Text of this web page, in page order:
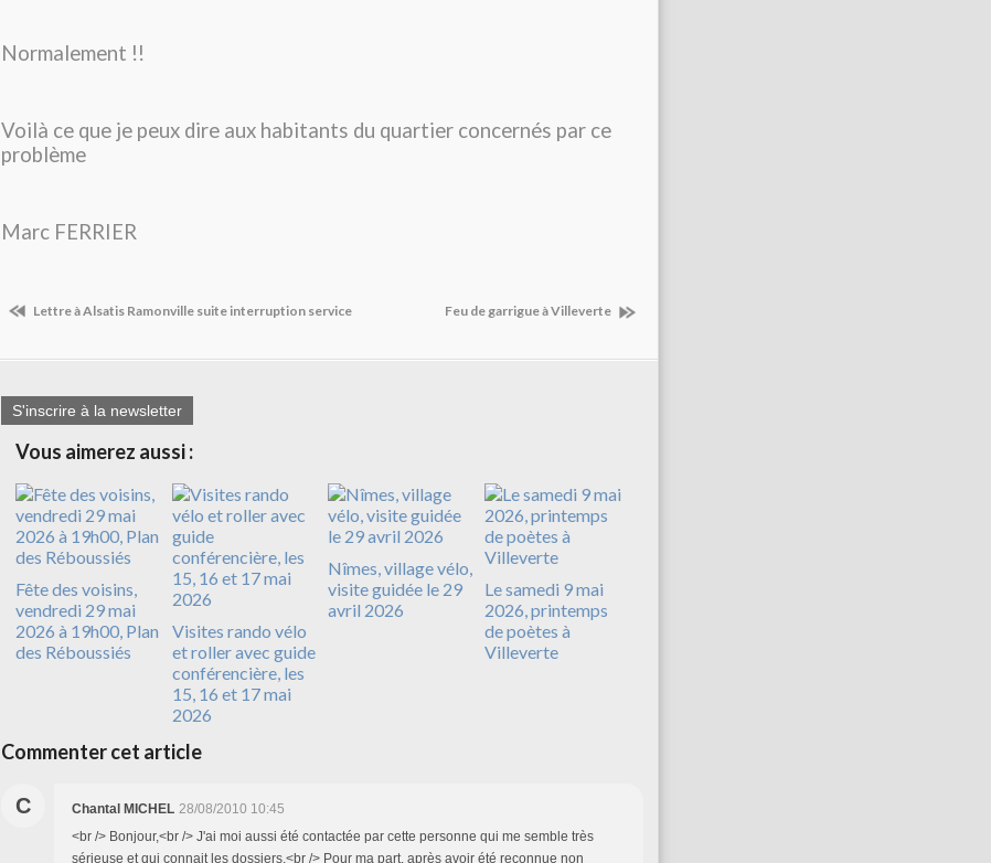
Normalement !!
Voilà ce que je peux dire aux habitants du quartier concernés par ce
problème
Marc FERRIER
Lettre à Alsatis Ramonville suite interruption service Feu de garrigue à Villeverte
S'inscrire à la newsletter
Vous aimerez aussi :
Fête des voisins,
vendredi 29 mai
2026 à 19h00, Plan
des Réboussiés
Visites rando vélo
et roller avec guide
conférencière, les
15, 16 et 17 mai
2026
Nîmes, village vélo,
visite guidée le 29
avril 2026
Le samedi 9 mai
2026, printemps
de poètes à
Villeverte
Commenter cet article
C Chantal MICHEL 28/08/2010 10:45
<br /> Bonjour,<br /> J'ai moi aussi été contactée par cette personne qui me semble très
sérieuse et qui connait les dossiers.<br /> Pour ma part, après avoir été reconnue non